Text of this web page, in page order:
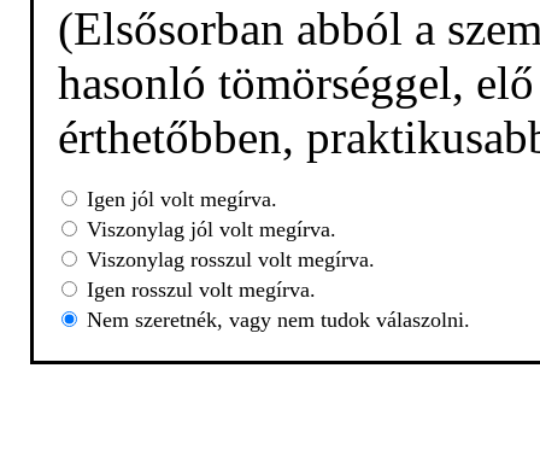
(Elsősorban abból a
hasonló tömörséggel,
érthetőbben,
Igen jól volt megírva.
Viszonylag jól volt megírva.
Viszonylag rosszul volt megírva.
Igen rosszul volt megírva.
Nem szeretnék, vagy nem tudok válaszolni.